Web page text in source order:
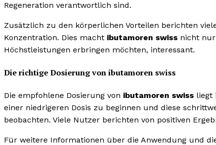
Regeneration verantwortlich sind.
Zusätzlich zu den körperlichen Vorteilen berichten
Konzentration. Dies macht ibutamoren swiss nicht
Höchstleistungen erbringen möchten, interessant.
Die richtige Dosierung von ibutamoren swiss
Die empfohlene Dosierung von ibutamoren swiss liegt
einer niedrigeren Dosis zu beginnen und diese
beobachten. Viele Nutzer berichten von positiven
Für weitere Informationen über die Anwendung und